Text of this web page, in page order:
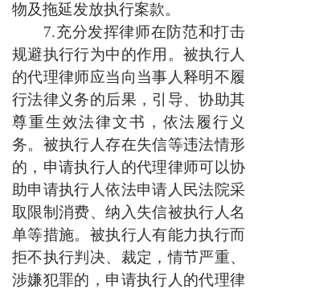
物及拖延发放执行案款。
7.充分发挥律师在防范和打击
规避执行行为中的作用。被执行人
的代理律师应当向当事人释明不履
行法律义务的后果，引导、协助其
尊重生效法律文书，依法履行义
务。被执行人存在失信等违法情形
的，申请执行人的代理律师可以协
助申请执行人依法申请人民法院采
取限制消费、纳入失信被执行人名
单等措施。被执行人有能力执行而
拒不执行判决、裁定，情节严重、
涉嫌犯罪的，申请执行人的代理律